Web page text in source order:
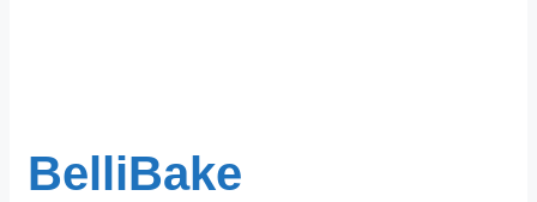
BelliBake